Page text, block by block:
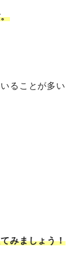
ることが多い
みましょう！